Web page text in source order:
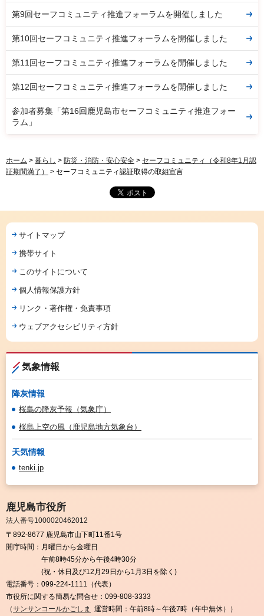
第9回セーフコミュニティ推進フォーラムを開催しました
第10回セーフコミュニティ推進フォーラムを開催しました
第11回セーフコミュニティ推進フォーラムを開催しました
第12回セーフコミュニティ推進フォーラムを開催しました
参加者募集「第16回鹿児島市セーフコミュニティ推進フォー
ラム」
ホーム > 暮らし > 防災・消防・安心安全 > セーフコミュニティ（令和8年1月認
証期間満了）
> セーフコミュニティ認証取得の取組宣言
サイトマップ
携帯サイト
このサイトについて
個人情報保護方針
リンク・著作権・免責事項
ウェブアクセシビリティ方針
気象情報
降灰情報
桜島の降灰予報（気象庁）
桜島上空の風（鹿児島地方気象台）
天気情報
tenki.jp
鹿児島市役所
法人番号1000020462012
〒892-8677 鹿児島市山下町11番1号
開庁時間： 月曜日から金曜日
午前8時45分から午後4時30分
(祝・休日及び12月29日から1月3日を除く)
電話番号： 099-224-1111（代表）
市役所に関する簡易な問合せ： 099-808-3333
（サンサンコールかごしま 運営時間：午前8時～午後7時（年中無休））